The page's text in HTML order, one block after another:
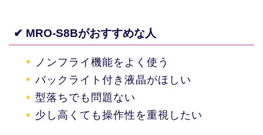
✔ MRO-S8Bがおすすめな人
ノンフライ機能をよく使う
バックライト付き液晶がほしい
型落ちでも問題ない
少し高くても操作性を重視したい